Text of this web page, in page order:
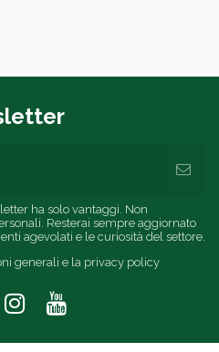
ha solo vantaggi. Non
Resterai sempre aggiornato
agevolati e le curiosità del settore.
generali e la privacy policy